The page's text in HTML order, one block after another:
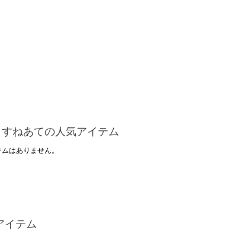
ねあての人気アイテム
はありません。
イテム